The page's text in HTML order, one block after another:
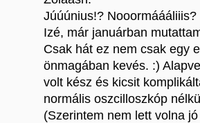
Júúúnius!? Nooormáááliiis?
Izé, már januárban
Csak hát ez nem csak egy
önmagában kevés. :)
volt kész és kicsit
normális oszcilloszkóp
(Szerintem nem lett volna